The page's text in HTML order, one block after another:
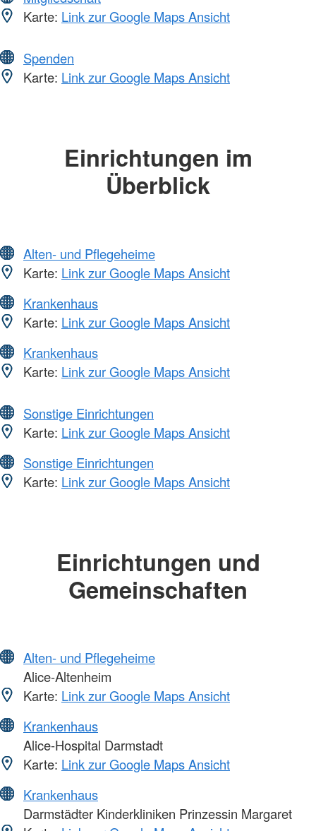
Karte: Link zur Google Maps Ansicht
Spenden
Karte: Link zur Google Maps Ansicht
Einrichtungen im
Überblick
Alten- und Pflegeheime
Karte: Link zur Google Maps Ansicht
Krankenhaus
Karte: Link zur Google Maps Ansicht
Krankenhaus
Karte: Link zur Google Maps Ansicht
Sonstige Einrichtungen
Karte: Link zur Google Maps Ansicht
Sonstige Einrichtungen
Karte: Link zur Google Maps Ansicht
Einrichtungen und
Gemeinschaften
Alten- und Pflegeheime
Alice-Altenheim
Karte: Link zur Google Maps Ansicht
Krankenhaus
Alice-Hospital Darmstadt
Karte: Link zur Google Maps Ansicht
Krankenhaus
Darmstädter Kinderkliniken Prinzessin Margaret